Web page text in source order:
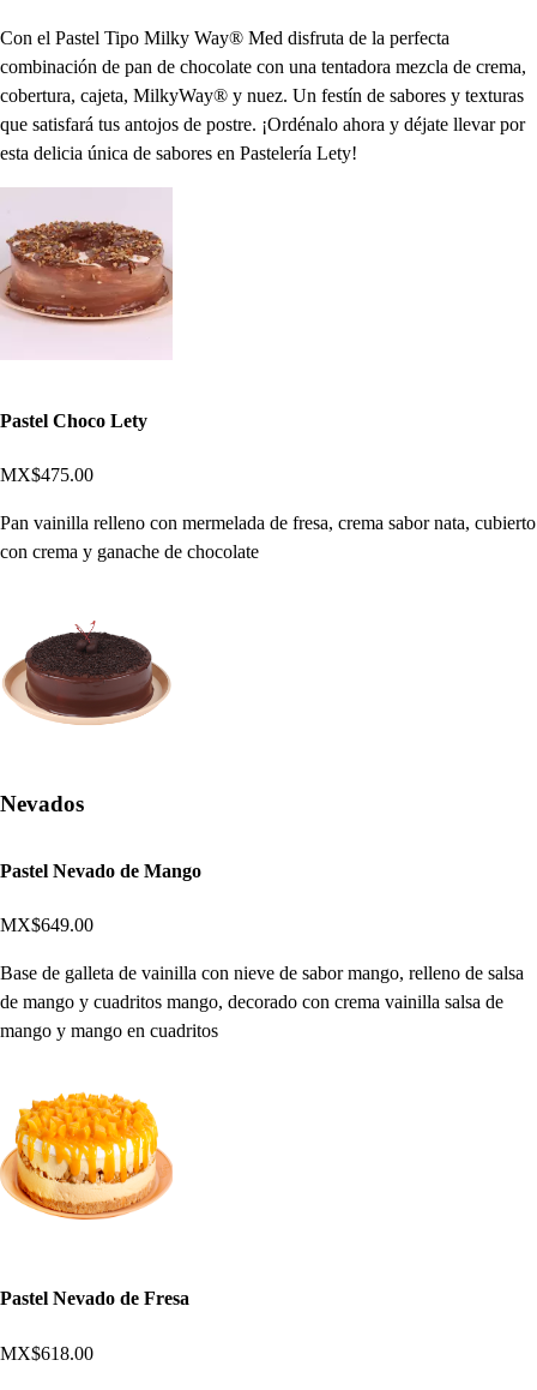
Con el Pastel Tipo Milky Way® Med disfruta de la perfecta
combinación de pan de chocolate con una tentadora mezcla de crema,
cobertura, cajeta, MilkyWay® y nuez. Un festín de sabores y texturas
que satisfará tus antojos de postre. ¡Ordénalo ahora y déjate llevar por
esta delicia única de sabores en Pastelería Lety!
Pastel Choco Lety
MX$475.00
Pan vainilla relleno con mermelada de fresa, crema sabor nata, cubierto
con crema y ganache de chocolate
Nevados
Pastel Nevado de Mango
MX$649.00
Base de galleta de vainilla con nieve de sabor mango, relleno de salsa
de mango y cuadritos mango, decorado con crema vainilla salsa de
mango y mango en cuadritos
Pastel Nevado de Fresa
MX$618.00